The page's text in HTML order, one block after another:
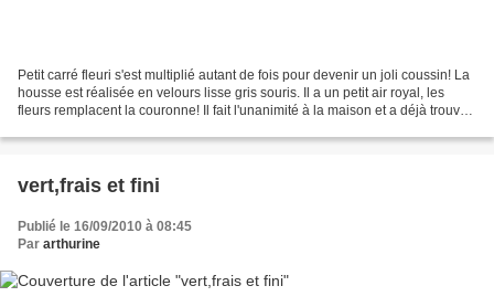
Petit carré fleuri s'est multiplié autant de fois pour devenir un joli coussin! La
housse est réalisée en velours lisse gris souris. Il a un petit air royal, les
fleurs remplacent la couronne! Il fait l'unanimité à la maison et a déjà trouvé
vert,frais et fini
Publié le 16/09/2010 à 08:45
Par arthurine